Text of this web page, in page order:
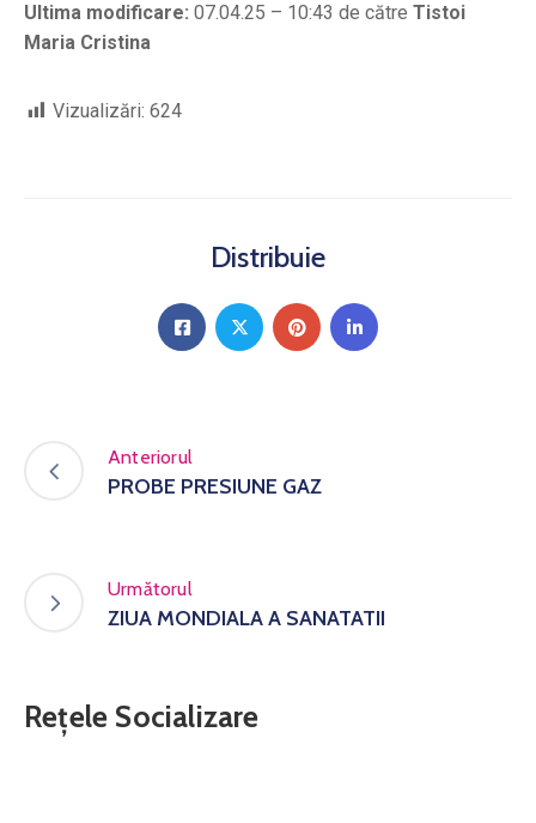
Ultima modificare: 07.04.25 – 10:43 de către Tistoi
Maria Cristina
Vizualizări: 624
Distribuie
Anteriorul
PROBE PRESIUNE GAZ
Următorul
ZIUA MONDIALA A SANATATII
Rețele Socializare